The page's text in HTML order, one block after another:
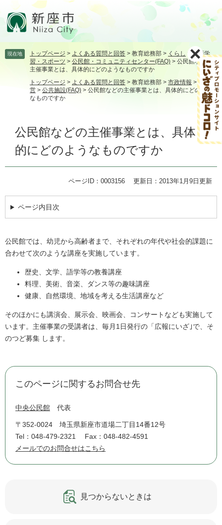
頭飛 現在地 トップページ > よくある質問と回答 > 教育総務部 > くらし >生涯学
習・スポーツ > 公民館・コミュニティセンター(FAQ) > 公民館などの
主催事業とは、具体的にどのようなものですか
トップページ > よくある質問と回答 > 教育総務部 > 市政情報 >市政運
営 > 公共施設(FAQ) > 公民館などの主催事業とは、具体的にどのよう
なものですか
公民館などの主催事業とは、具体
的にどのようなものですか
ページID：0003156 更新日：2013年1月9日更新
ページ内目次
公民館では、幼児から高齢者まで、それぞれの年代や社会的課題に
合わせて次のような講座を実施しています。
歴史、文学、語学等の教養講座
料理、美術、音楽、ダンス等の趣味講座
健康、自然環境、地域を考える生活講座など
そのほかにも講演会、展示会、映画会、コンサートなども実施して
います。主催事業の受講者は、毎月1日発行の「広報にいざ｣で、そ
のつど募集 します。
このページに関するお問合せ先
中央公民館 代表
〒352-0024
埼玉県新座市道場二丁目14番12号
Tel：048-479-2321
Fax：048-482-4591
メールでのお問合せはこちら
見つからないときは